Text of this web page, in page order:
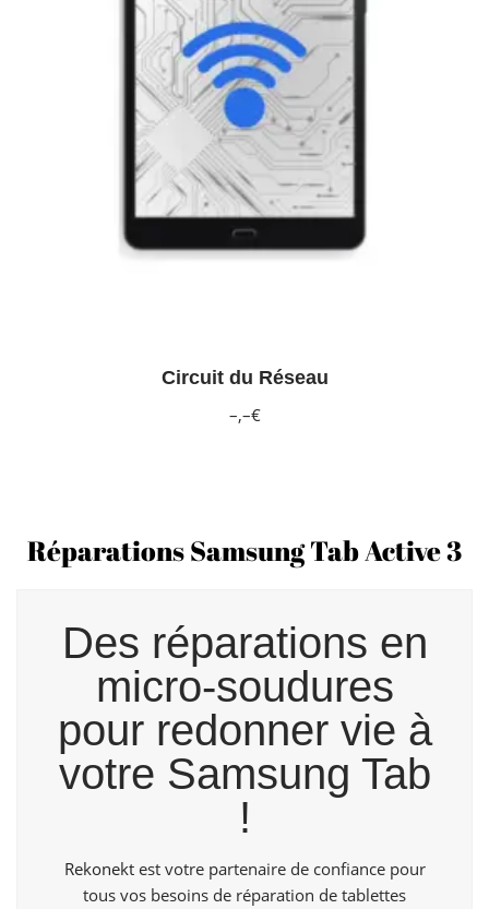
Circuit du Réseau
–,–€
Réparations Samsung Tab Active 3
Des réparations en
micro-soudures
pour redonner vie à
votre Samsung Tab
!
Rekonektest votre partenaire de confiance pour
tous vos besoins de réparation de tablettes